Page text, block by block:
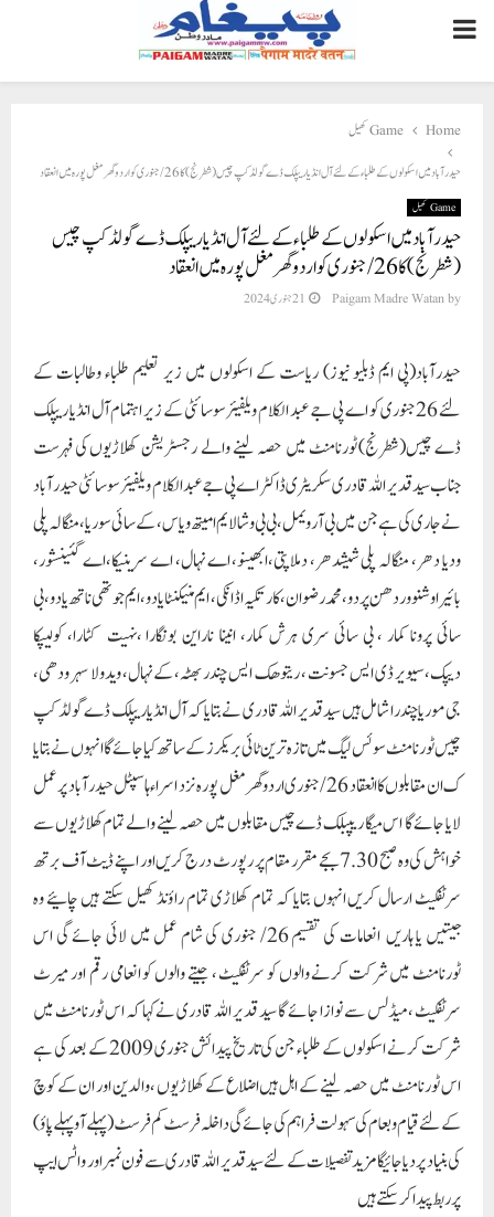
PRIMARY
MENU
Home
Game کھیل
حیدرآباد میں اسکو لوں کے طلباء کے لئے آل انڈیا ریپلک ڈے گولڈ کپ چیس (شطرنج) کا 26/ جنوری کواردو گھر مغل پورہ میں انعقاد‎
Game کھیل
حیدرآباد میں اسکو لوں کے طلباء کے لئے آل انڈیا ریپلک ڈے گولڈ کپ چیس
(شطرنج) کا 26/ جنوری کواردو گھر مغل پورہ میں انعقاد‎
by
Paigam Madre Watan 21 جنوری 2024
حیدرآباد(پی ایم ڈبلیو نیوز) ریاست کے اسکولوں میں زیر تعلیم طلباء وطالبات کے
لئے 26 جنوری کو اے پی جے عبد الکلام ویلفیئر سوسائٹی کے زیر اہتمام آل انڈیا ریپلک
ڈے چیس(شطرنج) ٹورنامنٹ میں حصہ لینے والے رجسٹریشن کھلاڑیوں کی فہرست
جناب سید قدیر اللہ قادری سکریٹری ڈاکٹر اے پی جے عبدالکلام ویلفیئر سوسائٹی حیدرآباد
نے جاری کی ہے جن میں بی آر ویمل، بی بی وشالایم امیتھ‌ویاس، کے سائی سوریا، منگالہ پلی
ودیا دھر، منگالہ پلی شیشدھر، دملاپتی،ابھینو، اے نہال، اے سرینیکا،اے گئینشور،
بائیرا وشنووردھن پردو، محمد رضوان ، کارتکیہ اڈانکی، ایم منیکنٹا یادو، ایم جوتھی ناتھ یادو، بی
سائی پرونا کمار ، بی سائی سری ہرش کمار، انینا ناراین بونگارا ،نہیت کٹارا، کولیپکا
دیپک،سیویر ڈی ایس جسونت ، ریتوھک ایس چندر بھٹہ، کے نہال، ویدولا سہرودھی،
جی موریا چندرا شامل ہیں سید قدیر اللہ قادری نے بتایا کہ آل انڈیا ریپلک ڈے گولڈ کپ
چیس ٹورنامنٹ سوئس لیگ میں تازہ ترین ٹائی بریکرز کے ساتھ کیا جائے گا انہوں نے بتایا
ک ان مقابلوں کا انعقاد 26/جنوری اردو گھر مغل پورہ نزد اسراء ہاسپٹل حیدرآباد پر عمل
لایا جائے گا اس میگا ریپبلک ڈے چیس مقابلوں میں حصہ لینے والے تمام کھلاڑیوں سے
خواہش کی وہ صبح 7.30 بجے مقرر مقام پر رپورٹ درج کریں اور اپنے ڈیٹ آف برتھ
سرٹفکیٹ ارسال کریں انہوں بتایا کہ تمام کھلاڑی تمام راؤنڈ کھیل سکتے ہیں چائیے وہ
جیتیں یا ہاریں انعامات کی تقسیم 26/ جنوری کی شام عمل میں لائی جائے گی اس
ٹورنامنٹ میں شرکت کرنے والوں کو سرٹفکیٹ ، جیتے والوں کو انعامی رقم اور میرٹ
سرٹفکیٹ ،میڈلس سے نوازا جائے گا سید قدیر اللہ قادری نے کہا کہ اس ٹورنامنٹ میں
شرکت کرنے اسکولوں کے طلباء جن کی تاریخ پیدائش جنوری 2009 کے بعد کی ہے
اس ٹورنامنٹ میں حصہ لینے کے اہل ہیں اضلاع کے کھلاڑیوں ،والدین اور ان کے کوچ
کےلئے قیام وطعام کی سہولت فراہم کی جائے گی داخلہ فرسٹ کم فرسٹ(پہلے آو پہلے پاؤ)
کی بنیاد پر دیا جائیگا مزید تفصیلات کے لئے سید قدیر اللہ قادری سے فون نمبر اور واٹس ایپ
پر ربط پیدا کرسکتے ہیں